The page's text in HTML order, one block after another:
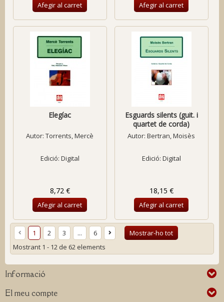
Afegir al carret Afegir al carret
Elegíac
Autor:Torrents, Mercè
Edició: Digital
8,72 €
Afegir al carret
Esguards silents (guit. i
quartet de corda)
Autor:Bertran, Moisès
Edició: Digital
18,15 €
Afegir al carret
Mostrar-ho tot
1 2 3 ...
6
Mostrant 1 - 12 de 62 elements
Informació
El meu compte